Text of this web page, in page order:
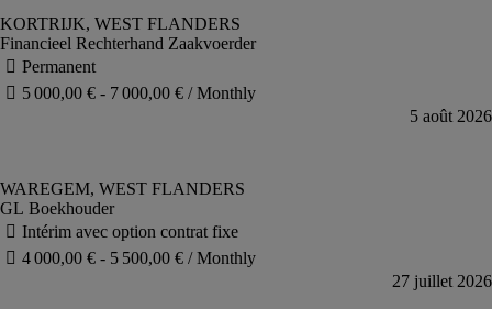
Financieel Rechterhand Zaakvoerder
GL Boekhouder